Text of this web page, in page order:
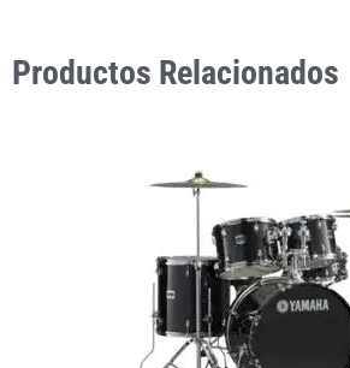
Productos Relacionados